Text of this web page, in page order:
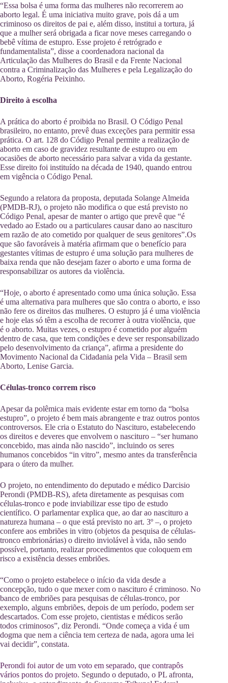
“Essa bolsa é uma forma das mulheres não recorrerem ao
aborto legal. É uma iniciativa muito grave, pois dá a um
criminoso os direitos de pai e, além disso, institui a tortura, já
que a mulher será obrigada a ficar nove meses carregando o
bebê vítima de estupro. Esse projeto é retrógrado e
fundamentalista”, disse a coordenadora nacional da
Articulação das Mulheres do Brasil e da Frente Nacional
contra a Criminalização das Mulheres e pela Legalização do
Aborto, Rogéria Peixinho.
Direito à escolha
A prática do aborto é proibida no Brasil. O Código Penal
brasileiro, no entanto, prevê duas exceções para permitir essa
prática. O art. 128 do Código Penal permite a realização de
aborto em caso de gravidez resultante de estupro ou em
ocasiões de aborto necessário para salvar a vida da gestante.
Esse direito foi instituído na década de 1940, quando entrou
em vigência o Código Penal.
Segundo a relatora da proposta, deputada Solange Almeida
(PMDB-RJ), o projeto não modifica o que está previsto no
Código Penal, apesar de manter o artigo que prevê que “é
vedado ao Estado ou a particulares causar dano ao nascituro
em razão de ato cometido por qualquer de seus genitores”.Os
que são favoráveis à matéria afirmam que o benefício para
gestantes vítimas de estupro é uma solução para mulheres de
baixa renda que não desejam fazer o aborto e uma forma de
responsabilizar os autores da violência.
“Hoje, o aborto é apresentado como uma única solução. Essa
é uma alternativa para mulheres que são contra o aborto, e isso
não fere os direitos das mulheres. O estupro já é uma violência
e hoje elas só têm a escolha de recorrer à outra violência, que
é o aborto. Muitas vezes, o estupro é cometido por alguém
dentro de casa, que tem condições e deve ser responsabilizado
pelo desenvolvimento da criança”, afirma a presidente do
Movimento Nacional da Cidadania pela Vida – Brasil sem
Aborto, Lenise Garcia.
Células-tronco correm risco
Apesar da polêmica mais evidente estar em torno da “bolsa
estupro”, o projeto é bem mais abrangente e traz outros pontos
controversos. Ele cria o Estatuto do Nascituro, estabelecendo
os direitos e deveres que envolvem o nascituro – “ser humano
concebido, mas ainda não nascido”, incluindo os seres
humanos concebidos “in vitro”, mesmo antes da transferência
para o útero da mulher.
O projeto, no entendimento do deputado e médico Darcisio
Perondi (PMDB-RS), afeta diretamente as pesquisas com
células-tronco e pode inviabilizar esse tipo de estudo
científico. O parlamentar explica que, ao dar ao nascituro a
natureza humana – o que está previsto no art. 3º –, o projeto
confere aos embriões in vitro (objetos da pesquisa de células-
tronco embrionárias) o direito inviolável à vida, não sendo
possível, portanto, realizar procedimentos que coloquem em
risco a existência desses embriões.
“Como o projeto estabelece o início da vida desde a
concepção, tudo o que mexer com o nascituro é criminoso. No
banco de embriões para pesquisas de células-tronco, por
exemplo, alguns embriões, depois de um período, podem ser
descartados. Com esse projeto, cientistas e médicos serão
todos criminosos”, diz Perondi. “Onde começa a vida é um
dogma que nem a ciência tem certeza de nada, agora uma lei
vai decidir”, constata.
Perondi foi autor de um voto em separado, que contrapôs
vários pontos do projeto. Segundo o deputado, o PL afronta,